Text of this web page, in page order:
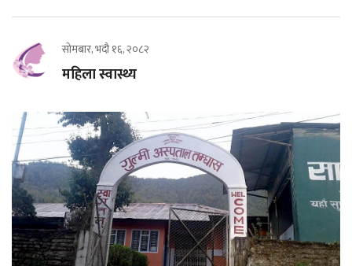
सोमबार, भदौ १६, २०८२
महिला स्वास्थ्य